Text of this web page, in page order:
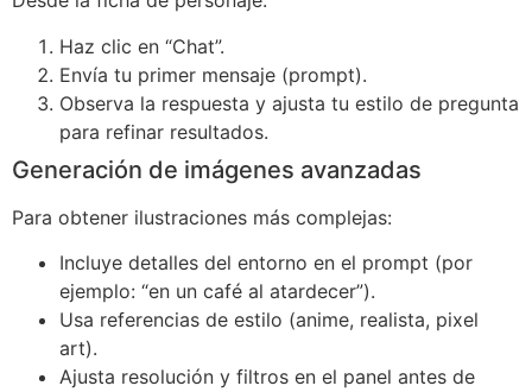
Haz clic en “Chat”.
Envía tu primer mensaje (prompt).
Observa la respuesta y ajusta tu estilo de pregunta
para refinar resultados.
Generación de imágenes avanzadas
Para obtener ilustraciones más complejas:
Incluye detalles del entorno en el prompt (por
ejemplo: “en un café al atardecer”).
Usa referencias de estilo (anime, realista, pixel
art).
Ajusta resolución y filtros en el panel antes de